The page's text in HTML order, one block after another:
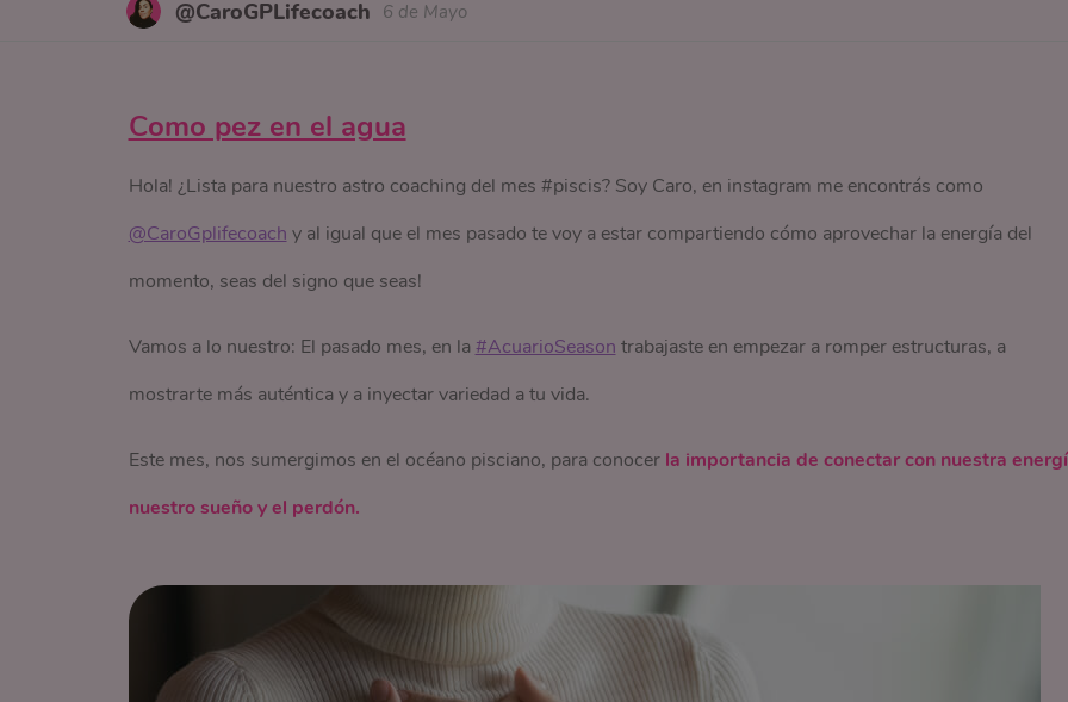
@CaroGPLifecoach 6 de Mayo
Como pez en el agua
Hola! ¿Lista para nuestro astro coaching del mes #piscis? Soy Caro, en instagram me encontrás como
@CaroGplifecoach y al igual que el mes pasado te voy a estar compartiendo cómo aprovechar la energía del
momento, seas del signo que seas!
Vamos a lo nuestro: El pasado mes, en la #AcuarioSeason trabajaste en empezar a romper estructuras, a
mostrarte más auténtica y a inyectar variedad a tu vida.
Este mes, nos sumergimos en el océano pisciano, para conocer la importancia de conectar con nuestra
nuestro sueño y el perdón.